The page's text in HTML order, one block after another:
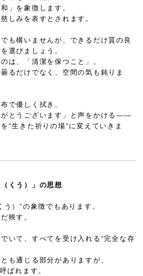
」を象徴します。
しみを表すとされます。
も構いませんが、できるだけ質の良
選びましょう。
は、「清潔を保つこと」。
るだけでなく、空間の気も鈍りま
で優しく拭き、
がとうございます」と声をかける――
“生きた祈りの場”に変えていきま
くう）」の思想
）”の象徴でもあります。
映す。
いて、すべてを受け入れる“完全な存
も通じる部分がありますが、
ばれます。